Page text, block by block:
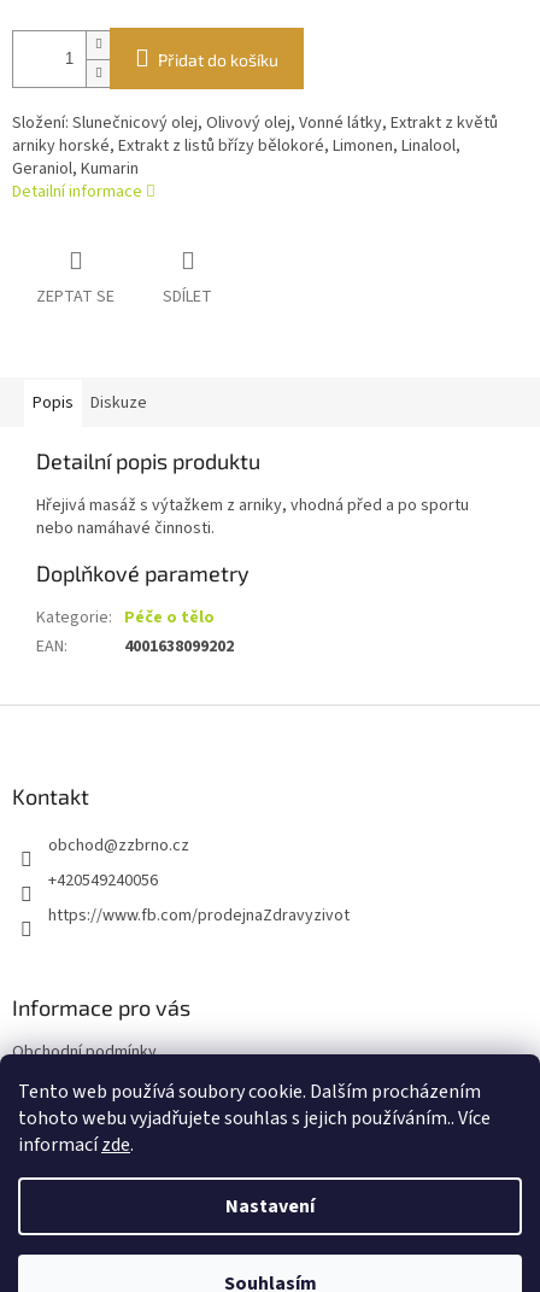
Tento web používá soubory cookie. Dalším procházením
tohoto webu vyjadřujete souhlas s jejich používáním.. Více
informacízde.
Nastavení
Souhlasím
Přidat do košíku
Složení: Slunečnicový olej, Olivový olej, Vonné látky, Extrakt z květů
arniky horské, Extrakt z listů břízy bělokoré, Limonen, Linalool,
Geraniol, Kumarin
Detailní informace
ZEPTAT SE SDÍLET
Popis Diskuze
Detailní popis produktu
Hřejivá masáž s výtažkem z arniky, vhodná před a po sportu
nebo namáhavé činnosti.
Doplňkové parametry
Kategorie: Péče o tělo
EAN: 4001638099202
Kontakt
obchod@zzbrno.cz
+420549240056
https://www.fb.com/prodejnaZdravyzivot
Informace pro vás
Obchodní podmínky
Podmínky ochrany osobních údajů
Copyright 2026E-shop Zdravý život. Všechna práva vyhrazena.